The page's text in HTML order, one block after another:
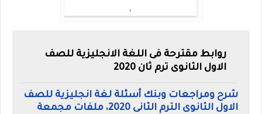
روابط مقترحة فى اللغة الانجليزية للصف
الاول الثانوى ترم ثان 2020
شرح ومراجعات وبنك أسئلة لغة انجليزية للصف
الاول الثانوى الترم الثانى 2020، ملفات مجمعة